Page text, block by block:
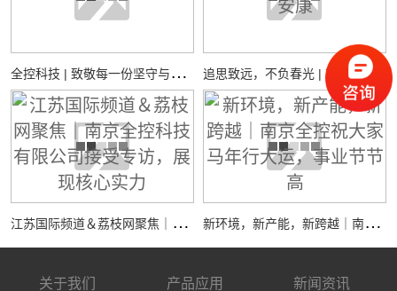
全
控科技 | 致敬每一份坚守与热爱 追
思致远，不负春光 | 南京全控祝您：清明安康
江
苏国际频道＆荔枝网聚焦｜南京全控科技有限公司接受专访，展现核心实力 新
环境，新产能，新跨越｜南京全控祝大家马年行大运，事业节节高
关于我们 产品应用 新闻资讯